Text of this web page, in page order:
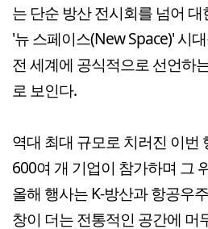
는 단순 방산 전시회를 넘어
'뉴 스페이스(New Space)' 시
전 세계에 공식적으로 선언하
로 보인다.
역대 최대 규모로 치러진 이번
600여 개 기업이 참가하며 그
올해 행사는 K-방산과 항공우
창이 더는 전통적인 공간에 머